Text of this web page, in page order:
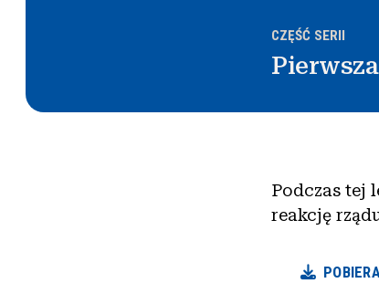
CZĘŚĆ SERII
Podczas tej
reakcję